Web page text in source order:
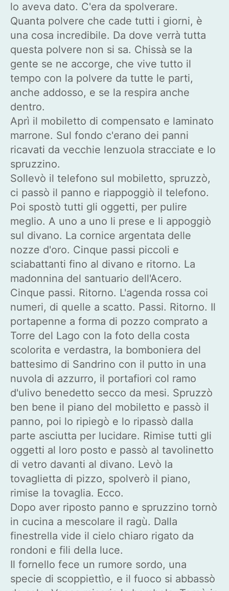
lo aveva dato. C'era da spolverare.
Quanta polvere che cade tutti i giorni, è
una cosa incredibile. Da dove verrà tutta
questa polvere non si sa. Chissà se la
gente se ne accorge, che vive tutto il
tempo con la polvere da tutte le parti,
anche addosso, e se la respira anche
dentro.
Aprì il mobiletto di compensato e laminato
marrone. Sul fondo c'erano dei panni
ricavati da vecchie lenzuola stracciate e lo
spruzzino.
Sollevò il telefono sul mobiletto, spruzzò,
ci passò il panno e riappoggiò il telefono.
Poi spostò tutti gli oggetti, per pulire
meglio. A uno a uno li prese e li appoggiò
sul divano. La cornice argentata delle
nozze d'oro. Cinque passi piccoli e
sciabattanti fino al divano e ritorno. La
madonnina del santuario dell'Acero.
Cinque passi. Ritorno. L'agenda rossa coi
numeri, di quelle a scatto. Passi. Ritorno. Il
portapenne a forma di pozzo comprato a
Torre del Lago con la foto della costa
scolorita e verdastra, la bomboniera del
battesimo di Sandrino con il putto in una
nuvola di azzurro, il portafiori col ramo
d'ulivo benedetto secco da mesi. Spruzzò
ben bene il piano del mobiletto e passò il
panno, poi lo ripiegò e lo ripassò dalla
parte asciutta per lucidare. Rimise tutti gli
oggetti al loro posto e passò al tavolinetto
di vetro davanti al divano. Levò la
tovaglietta di pizzo, spolverò il piano,
rimise la tovaglia. Ecco.
Dopo aver riposto panno e spruzzino tornò
in cucina a mescolare il ragù. Dalla
finestrella vide il cielo chiaro rigato da
rondoni e fili della luce.
Il fornello fece un rumore sordo, una
specie di scoppiettìo, e il fuoco si abbassò